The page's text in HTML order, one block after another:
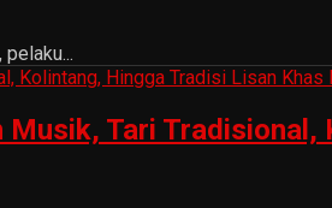
Tari